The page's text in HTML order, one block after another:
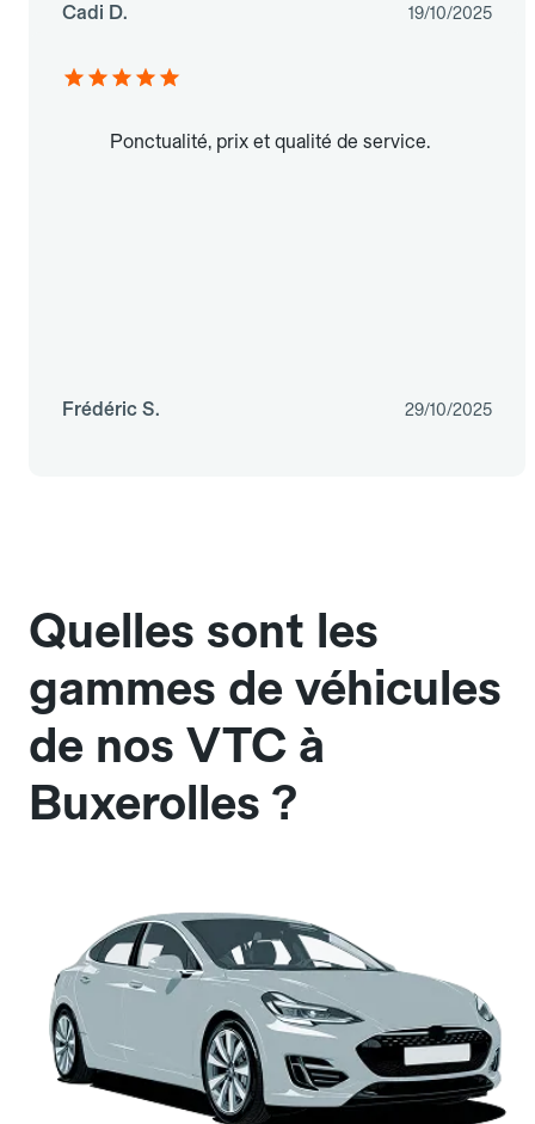
Cadi D. 19/10/2025
Ponctualité, prix et qualité de service.
Frédéric S. 29/10/2025
Quelles sont les
gammes de véhicules
de nos VTC à
Buxerolles ?